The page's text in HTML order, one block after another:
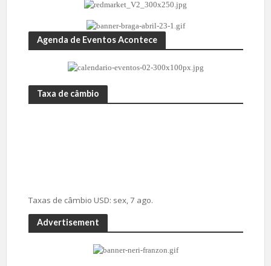
Agenda de Eventos Acontece
Taxa de câmbio
Taxas de câmbio USD: sex, 7 ago.
Advertisement